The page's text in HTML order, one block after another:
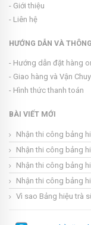
- Giới thiệu
- Liên hệ
HƯỚNG DẪN VÀ
- Hướng dẫn đặt hàng
- Giao hàng và Vận
- Hình thức thanh toán
BÀI VIẾT MỚI
Nhận thi công bảng
Nhận thi công bảng
Nhận thi công bảng
Nhận thi công bảng
Vì sao Bảng hiệu trà